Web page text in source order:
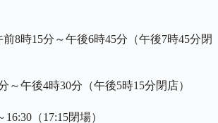
8時15分～午後6時45分（午後7時45分閉
～午後4時30分（午後5時15分閉店）
（17:15閉場）